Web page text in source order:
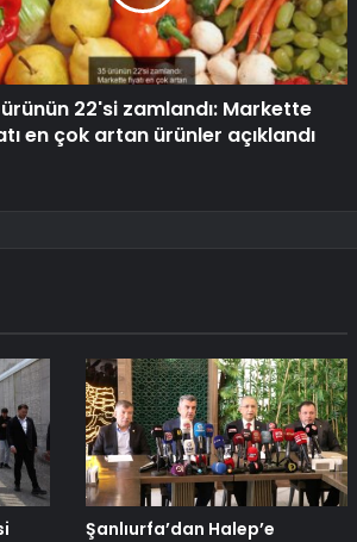
22'si zamlandı: Markette
en çok artan ürünler açıklandı
Şanlıurfa’dan Halep’e